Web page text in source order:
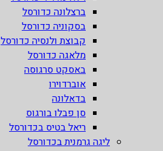
ברצלונה כדורסל
בסקוניה כדורסל
קבוצת ולנסיה כדורסל
מלאגה כדורסל
באסקט סרגוסה
אוברדוירו
בדאלונה
סן פבלו בורגוס
ריאל בטיס בכדורסל
ליגה גרמנית בכדורסל